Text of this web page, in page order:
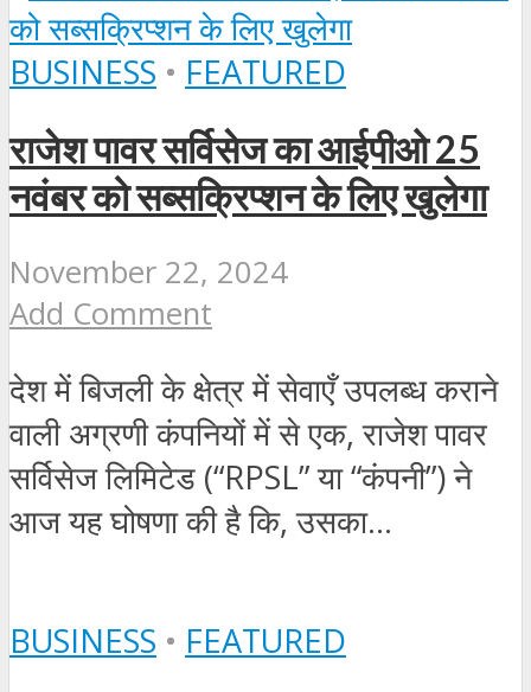
BUSINESS • FEATURED
राजेश पावर सर्विसेज का आईपीओ 25
नवंबर को सब्सक्रिप्शन के लिए खुलेगा
November 22, 2024
Add Comment
देश में बिजली के क्षेत्र में सेवाएँ उपलब्ध कराने
वाली अग्रणी कंपनियों में से एक, राजेश पावर
सर्विसेज लिमिटेड (“RPSL” या “कंपनी”) ने
आज यह घोषणा की है कि, उसका...
BUSINESS • FEATURED